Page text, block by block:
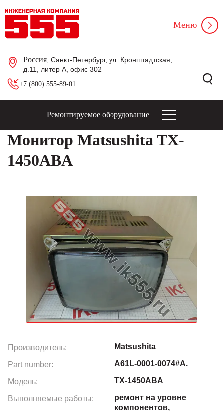
Россия , Санкт-Петербург, ул. Кронштадтская,
д.11, литер А, офис 302
+7 (800) 555-89-01
Меню
Ремонтируемое оборудование
Монитор Matsushita TX-
1450ABA
Производитель: Matsushita
Part number: A61L-0001-0074#A.
Модель: TX-1450ABA
Выполняемые работы:
ремонт на уровне
компонентов,